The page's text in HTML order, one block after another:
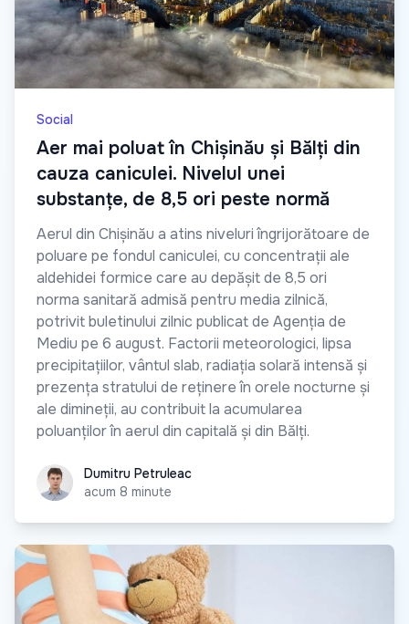
Social
Aer mai poluat în Chișinău și Bălți din
cauza caniculei. Nivelul unei
substanțe, de 8,5 ori peste normă
Aerul din Chișinău a atins niveluri îngrijorătoare de
poluare pe fondul caniculei, cu concentrații ale
aldehidei formice care au depășit de 8,5 ori
norma sanitară admisă pentru media zilnică,
potrivit buletinului zilnic publicat de Agenția de
Mediu pe 6 august. Factorii meteorologici, lipsa
precipitațiilor, vântul slab, radiația solară intensă și
prezența stratului de reținere în orele nocturne și
ale dimineții, au contribuit la acumularea
poluanților în aerul din capitală și din Bălți.
Dumitru Petruleac
Dumitru Petruleac
acum 8 minute